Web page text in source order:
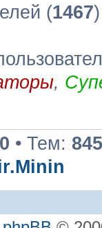
(1467
,
• Тем: 845